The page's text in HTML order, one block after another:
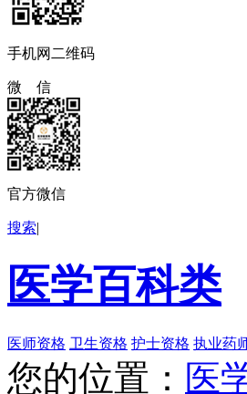
手机网二维码
微 信
官方微信
搜索|
医学百科类
医师资格 卫生资格 护士资格 执业药
您的位置： 医